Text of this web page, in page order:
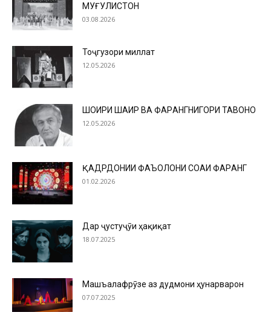
МУҒУЛИСТОН
03.08.2026
Тоҷгузори миллат
12.05.2026
ШОИРИ ШАҲИР ВА ФАРҲАНГНИГОРИ ТАВОНО
12.05.2026
ҚАДРДОНИИ ФАЪОЛОНИ СОҲАИ ФАРҲАНГ
01.02.2026
Дар ҷустуҷӯи ҳақиқат
18.07.2025
Машъалафрӯзе аз дудмони ҳунарварон
07.07.2025